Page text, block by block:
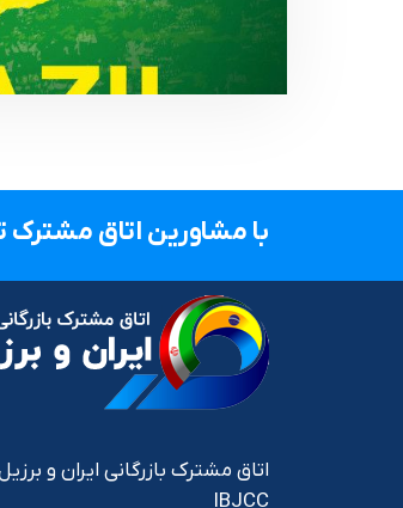
با مشاورین اتاق مشترک
اتاق مشترک بازرگانی ایران و
IBJCC